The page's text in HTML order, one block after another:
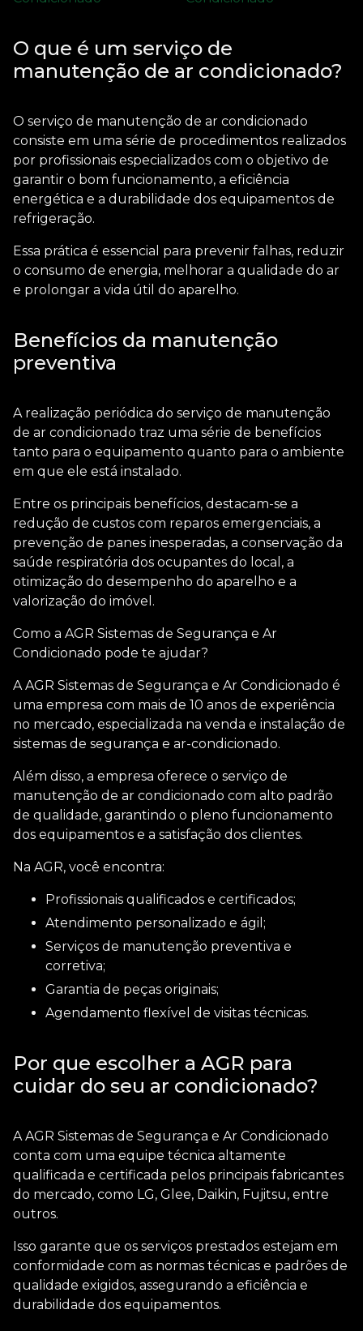
O que é um serviço de
manutenção de ar condicionado?
O serviço de manutenção de ar condicionado
consiste em uma série de procedimentos realizados
por profissionais especializados com o objetivo de
garantir o bom funcionamento, a eficiência
energética e a durabilidade dos equipamentos de
refrigeração.
Essa prática é essencial para prevenir falhas, reduzir
o consumo de energia, melhorar a qualidade do ar
e prolongar a vida útil do aparelho.
Benefícios da manutenção
preventiva
A realização periódica do serviço de manutenção
de ar condicionado traz uma série de benefícios
tanto para o equipamento quanto para o ambiente
em que ele está instalado.
Entre os principais benefícios, destacam-se a
redução de custos com reparos emergenciais, a
prevenção de panes inesperadas, a conservação da
saúde respiratória dos ocupantes do local, a
otimização do desempenho do aparelho e a
valorização do imóvel.
Como a AGR Sistemas de Segurança e Ar
Condicionado pode te ajudar?
A AGR Sistemas de Segurança e Ar Condicionado é
uma empresa com mais de 10 anos de experiência
no mercado, especializada na venda e instalação de
sistemas de segurança e ar-condicionado.
Além disso, a empresa oferece o serviço de
manutenção de ar condicionado com alto padrão
de qualidade, garantindo o pleno funcionamento
dos equipamentos e a satisfação dos clientes.
Na AGR, você encontra:
Profissionais qualificados e certificados;
Atendimento personalizado e ágil;
Serviços de manutenção preventiva e
corretiva;
Garantia de peças originais;
Agendamento flexível de visitas técnicas.
Por que escolher a AGR para
cuidar do seu ar condicionado?
A AGR Sistemas de Segurança e Ar Condicionado
conta com uma equipe técnica altamente
qualificada e certificada pelos principais fabricantes
do mercado, como LG, Glee, Daikin, Fujitsu, entre
outros.
Isso garante que os serviços prestados estejam em
conformidade com as normas técnicas e padrões de
qualidade exigidos, assegurando a eficiência e
durabilidade dos equipamentos.